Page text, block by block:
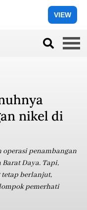
VIEW
nikel di
penambangan
Daya. Tapi,
berlanjut,
pemerhati